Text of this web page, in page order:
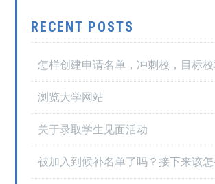
RECENT POSTS
怎样创建申请名单，冲刺校，目标
浏览大学网站
关于录取学生见面活动
被加入到候补名单了吗？接下来该